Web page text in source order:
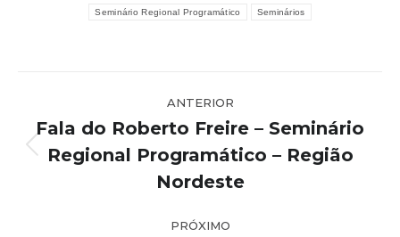
Seminário Regional Programático Seminários
de
post:
ANTERIOR
Post
anterior:
Fala do Roberto Freire – Seminário
Regional Programático – Região
Nordeste
PRÓXIMO